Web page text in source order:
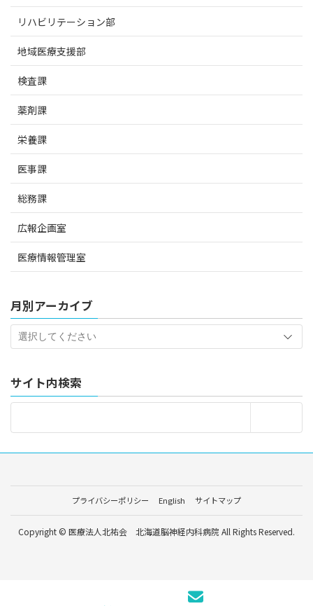
リハビリテーション部
地域医療支援部
検査課
薬剤課
栄養課
医事課
総務課
広報企画室
医療情報管理室
月別アーカイブ
サイト内検索
プライバシーポリシー English サイトマップ
Copyright © 医療法人北祐会 北海道脳神経内科病院 All Rights Reserved.